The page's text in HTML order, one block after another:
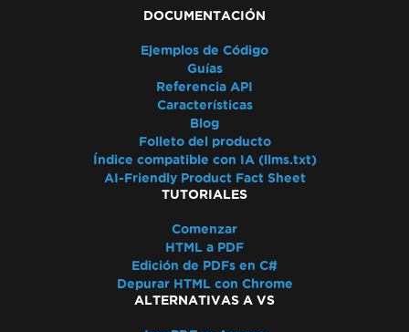
DOCUMENTACIÓN
Ejemplos de Código
Guías
Referencia API
Características
Blog
Folleto del producto
Índice compatible con IA (llms.txt)
AI-Friendly Product Fact Sheet
TUTORIALES
Comenzar
HTML a PDF
Edición de PDFs en C#
Depurar HTML con Chrome
ALTERNATIVAS A VS